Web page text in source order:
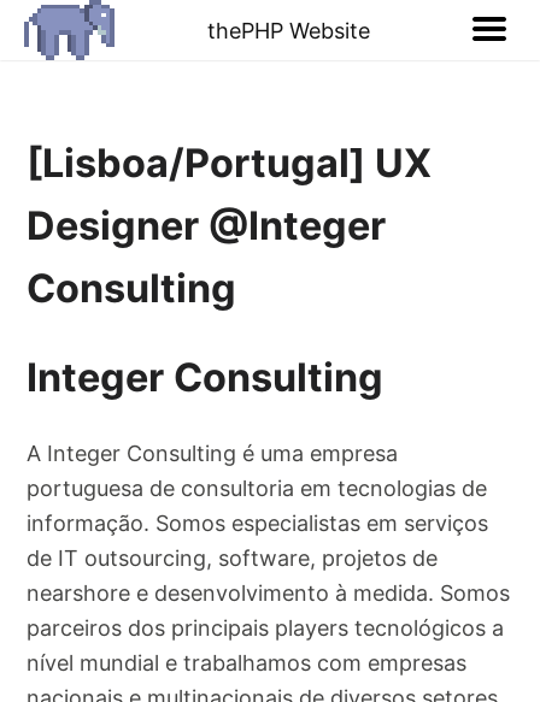
thePHP Website
[Lisboa/Portugal] UX
Designer @Integer
Consulting
Integer Consulting
A Integer Consulting é uma empresa
portuguesa de consultoria em tecnologias de
informação. Somos especialistas em serviços
de IT outsourcing, software, projetos de
nearshore e desenvolvimento à medida. Somos
parceiros dos principais players tecnológicos a
nível mundial e trabalhamos com empresas